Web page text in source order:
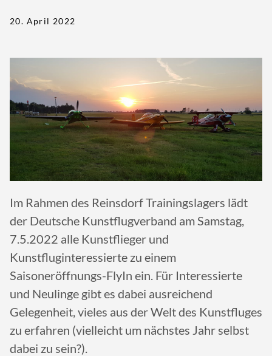
20. April 2022
Im Rahmen des Reinsdorf Trainingslagers lädt
der Deutsche Kunstflugverband am Samstag,
7.5.2022 alle Kunstflieger und
Kunstfluginteressierte zu einem
Saisoneröffnungs-FlyIn ein. Für Interessierte
und Neulinge gibt es dabei ausreichend
Gelegenheit, vieles aus der Welt des Kunstfluges
zu erfahren (vielleicht um nächstes Jahr selbst
dabei zu sein?).